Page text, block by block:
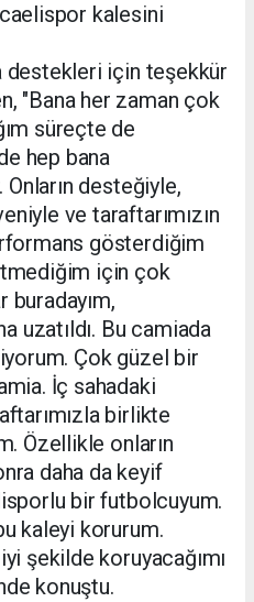
kalesini
destekleri için teşekkür
"Bana her zaman çok
süreçte de
hep bana
desteğiyle,
ve taraftarımızın
gösterdiğim
için çok
buradayım,
uzatıldı. Bu camiada
Çok güzel bir
İç sahadaki
birlikte
Özellikle onların
daha da keyif
bir futbolcuyum.
kaleyi korurum.
şekilde koruyacağımı
konuştu.